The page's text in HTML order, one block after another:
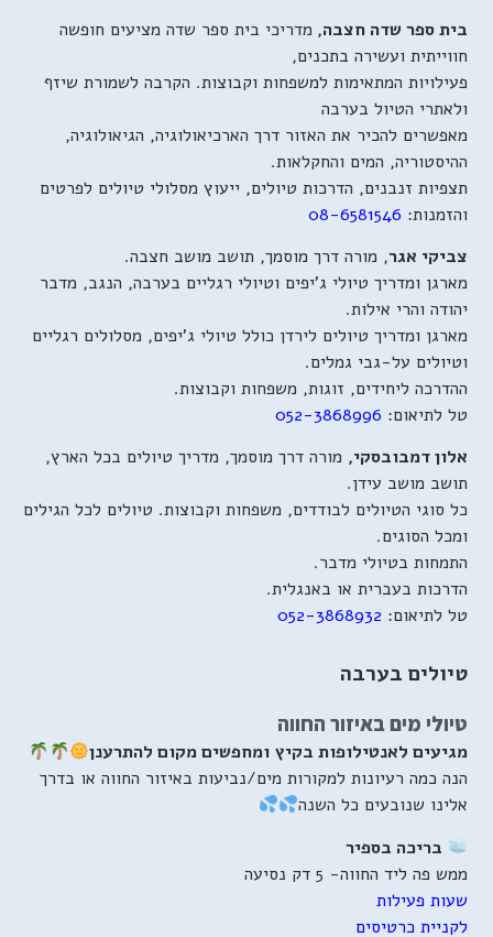
בית ספר שדה חצבה, מדריכי בית ספר שדה מציעים חופשה
חווייתית ועשירה בתכנים,
פעילויות המתאימות למשפחות וקבוצות. הקרבה לשמורת שיזף
ולאתרי הטיול בערבה
מאפשרים להכיר את האזור דרך הארכיאולוגיה, הגיאולוגיה,
ההיסטוריה, המים והחקלאות.
תצפיות זנבנים, הדרכות טיולים, ייעוץ מסלולי טיולים לפרטים
והזמנות: 08-6581546
צביקי אגר, מורה דרך מוסמך, תושב מושב חצבה.
מארגן ומדריך טיולי ג'יפים וטיולי רגליים בערבה, הנגב, מדבר
יהודה והרי אילות.
מארגן ומדריך טיולים לירדן כולל טיולי ג'יפים, מסלולים רגליים
וטיולים על-גבי גמלים.
ההדרכה ליחידים, זוגות, משפחות וקבוצות.
טל לתיאום: 052-3868996
אלון דמבובסקי, מורה דרך מוסמך, מדריך טיולים בכל הארץ,
תושב מושב עידן.
כל סוגי הטיולים לבודדים, משפחות וקבוצות. טיולים לכל הגילים
ומכל הסוגים.
התמחות בטיולי מדבר.
הדרכות בעברית או באנגלית.
טל לתיאום: 052-3868932
טיולים בערבה
טיולי מים באיזור החווה
מגיעים לאנטילופות בקיץ ומחפשים מקום להתרענן
הנה כמה רעיונות למקורות מים/נביעות באיזור החווה או בדרך
אלינו שנובעים כל השנה
בריכה בספיר
ממש פה ליד החווה- 5 דק נסיעה
שעות פעילות
לקניית כרטיסים